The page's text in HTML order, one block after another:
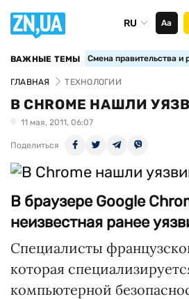
RU Аа
ВАЖНЫЕ ТЕМЫ Смена правительства и
ГЛАВНАЯ ТЕХНОЛОГИИ
В CHROME НАШЛИ
11 мая, 2011, 06:07
Поделиться
В браузере Google
неизвестная ранее
Специалисты
которая
компьютерной